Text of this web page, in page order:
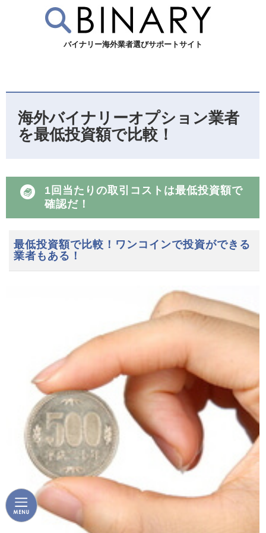
バイナリー海外業者選びサポートサイト
海外バイナリーオプション業者
を最低投資額で比較！
1回当たりの取引コストは最低投資額で
確認だ！
最低投資額で比較！ワンコインで投資ができる
業者もある！